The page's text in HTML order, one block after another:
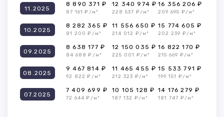
11.2025
8 890 371 ₽
87 161 ₽/м²
12 340 974 ₽
228 537 ₽/м²
16 356 206 ₽
209 695 ₽/м²
10.2025
8 282 365 ₽
81 200 ₽/м²
11 556 650 ₽
214 012 ₽/м²
15 774 605 ₽
202 239 ₽/м²
09.2025
8 638 177 ₽
84 688 ₽/м²
12 150 035 ₽
225 001 ₽/м²
16 822 170 ₽
215 669 ₽/м²
08.2025
9 467 814 ₽
92 822 ₽/м²
11 465 455 ₽
212 323 ₽/м²
15 533 791 ₽
199 151 ₽/м²
07.2025
7 409 699 ₽
72 644 ₽/м²
10 105 128 ₽
187 132 ₽/м²
14 176 279 ₽
181 747 ₽/м²